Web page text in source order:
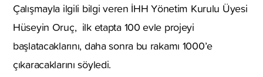
Çalışmayla ilgili bilgi veren İHH Yönetim Kurulu Üyesi
Hüseyin Oruç, ilk etapta 100 evle projeyi
başlatacaklarını, daha sonra bu rakamı 1000’e
çıkaracaklarını söyledi.